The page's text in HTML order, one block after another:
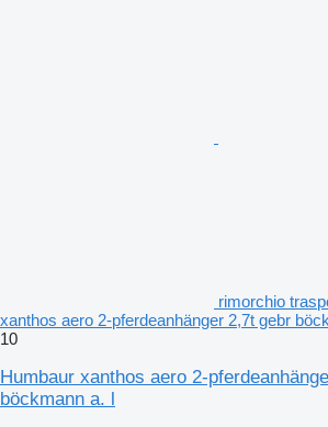
rimorchio
xanthos aero 2-pferdeanhänger 2,7t gebr
10
Humbaur xanthos aero 2-
böckmann a. l